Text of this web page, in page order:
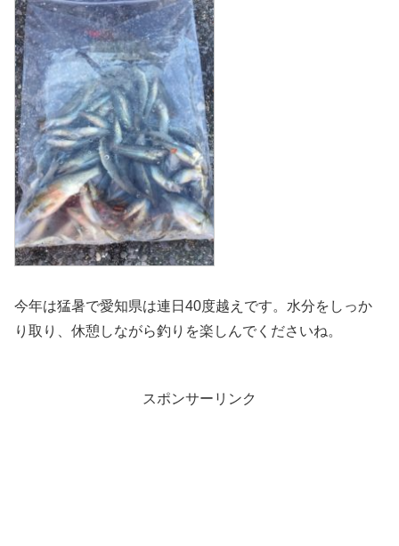
今年は猛暑で愛知県は連日40度越えです。水分をしっか
り取り、休憩しながら釣りを楽しんでくださいね。
スポンサーリンク